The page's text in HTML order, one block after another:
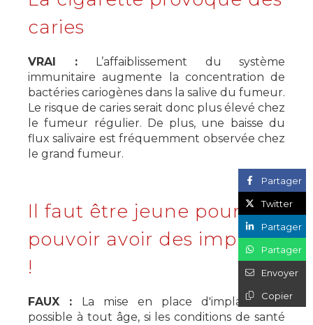
caries
VRAI : L’affaiblissement du système
immunitaire augmente la concentration de
bactéries cariogènes dans la salive du fumeur.
Le risque de caries serait donc plus élevé chez
le fumeur régulier. De plus, une baisse du
flux salivaire est fréquemment observée chez
le grand fumeur.
Il faut être jeune pour
pouvoir avoir des implants
!
FAUX : La mise en place d'implants est
possible à tout âge, si les conditions de santé
Partager
Twitter
Partager
Partager
Envoyer
Copier